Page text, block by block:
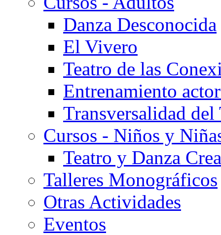
Danza Desconocida
El Vivero
Teatro de las
Entrenamiento
Transversalidad del
Cursos - Niños y
Teatro y Danza
Talleres Monográficos
Otras Actividades
Eventos